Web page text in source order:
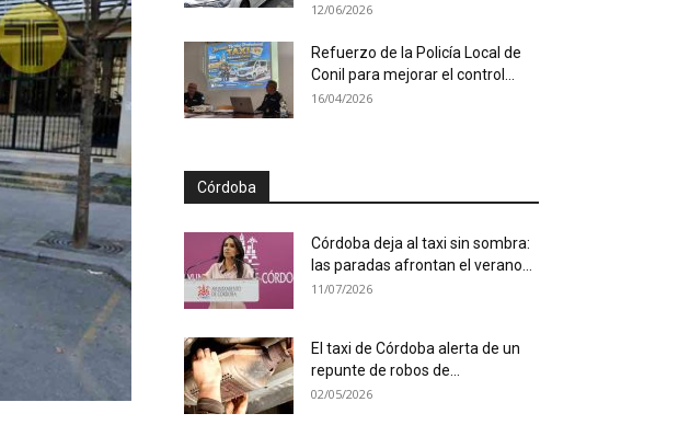
12/06/2026
Refuerzo de la Policía Local de
Conil para mejorar el control...
16/04/2026
Córdoba
Córdoba deja al taxi sin sombra:
las paradas afrontan el verano...
11/07/2026
El taxi de Córdoba alerta de un
repunte de robos de...
02/05/2026